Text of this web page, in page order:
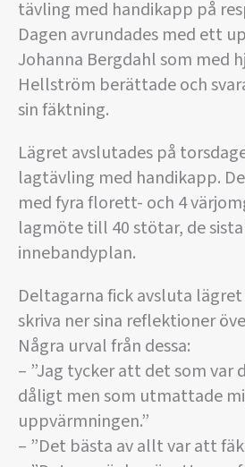
tävling med handikapp på
Dagen avrundades med ett
Johanna Bergdahl som med
Hellström berättade och
sin fäktning.
Lägret avslutades på
lagtävling med handikapp.
med fyra florett- och 4
lagmöte till 40 stötar, de
innebandyplan.
Deltagarna fick avsluta
skriva ner sina reflektioner
Några urval från dessa:
– ”Jag tycker att det som
dåligt men som utmattade
uppvärmningen.”
– ”Det bästa av allt var att